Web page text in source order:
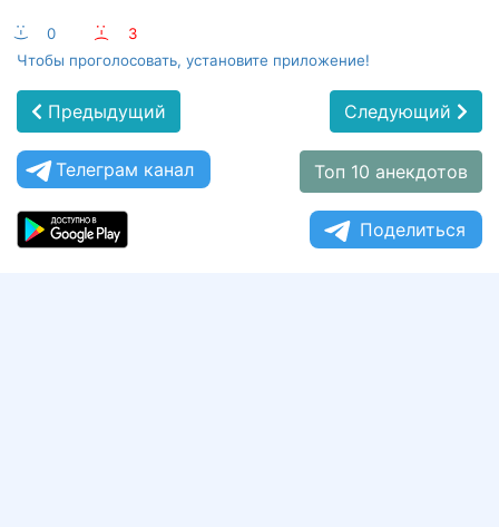
:-) 0 :-(
3
Чтобы проголосовать, установите приложение!
Предыдущий Следующий
Телеграм канал Топ 10 анекдотов
Поделиться